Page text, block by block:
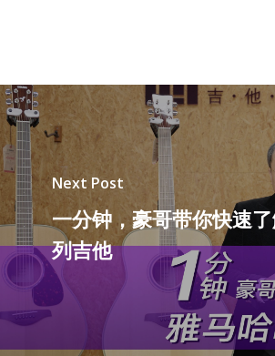
Next Post
一分钟，豪哥带你快速
列吉他